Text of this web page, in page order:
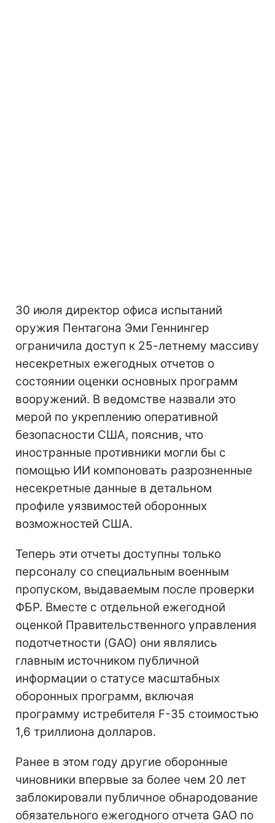
30 июля директор офиса испытаний
оружия Пентагона Эми Геннингер
ограничила доступ к 25-летнему массиву
несекретных ежегодных отчетов о
состоянии оценки основных программ
вооружений. В ведомстве назвали это
мерой по укреплению оперативной
безопасности США, пояснив, что
иностранные противники могли бы с
помощью ИИ компоновать разрозненные
несекретные данные в детальном
профиле уязвимостей оборонных
возможностей США.
Теперь эти отчеты доступны только
персоналу со специальным военным
пропуском, выдаваемым после проверки
ФБР. Вместе с отдельной ежегодной
оценкой Правительственного управления
подотчетности (GAO) они являлись
главным источником публичной
информации о статусе масштабных
оборонных программ, включая
программу истребителя F-35 стоимостью
1,6 триллиона долларов.
Ранее в этом году другие оборонные
чиновники впервые за более чем 20 лет
заблокировали публичное обнародование
обязательного ежегодного отчета GAO по